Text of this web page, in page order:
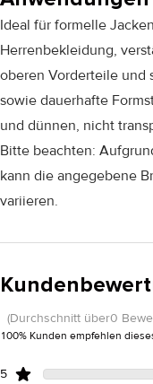
Ideal für formelle
Herrenbekleidung,
oberen Vorderteile und
sowie dauerhafte
und dünnen, nicht
Bitte beachten:
kann die angegebene
variieren.
(Durchschnitt über0
100% Kunden empfehlen
5